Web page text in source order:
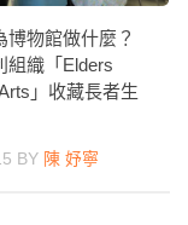
博物館做什麼？
組織「Elders
」收藏長者生
BY 陳 妤寧